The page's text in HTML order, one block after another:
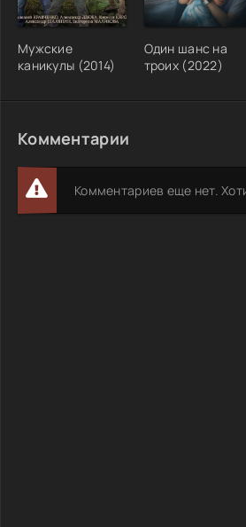
Мужские
каникулы (2014)
Один шанс на
троих (2022)
Комментарии
Комментариев еще нет.